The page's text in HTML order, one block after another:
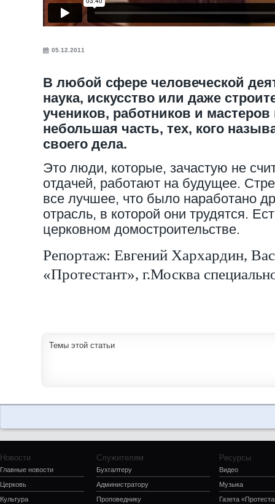
05.12.2011
В любой сфере человеческой
наука, искусство или даже
учеников, работников и мастеров
небольшая часть, тех, кого
своего дела.
Это люди, которые, зачастую не
отдачей, работают на будущее.
все лучшее, что было наработано
отрасль, в которой они трудятся.
церковном домостроительстве.
Репортаж: Евгений Хархардин,
«Протестант», г.Москва
Темы этой статьи
Новости
Главные новости
Церковь
Культура
Служителям
Бухгалтеру
Администратору
Проповеднику
Ресурсы
Видео
Музыка
Газета